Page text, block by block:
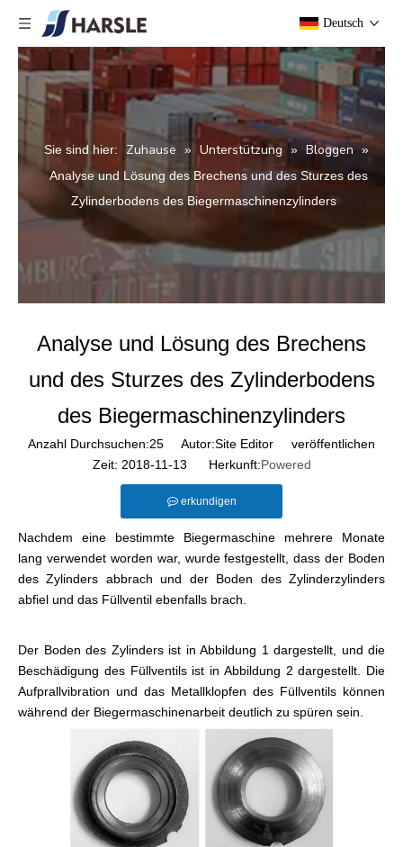
Deutsch
Sie sind hier: Zuhause » Unterstützung » Bloggen »
Analyse und Lösung des Brechens und des Sturzes des
Zylinderbodens des Biegermaschinenzylinders
Analyse und Lösung des Brechens
und des Sturzes des Zylinderbodens
des Biegermaschinenzylinders
Anzahl Durchsuchen:25 Autor:Site Editor veröffentlichen
Zeit: 2018-11-13 Herkunft:Powered
erkundigen
Nachdem eine bestimmte Biegermaschine mehrere Monate
lang verwendet worden war, wurde festgestellt, dass der Boden
des Zylinders abbrach und der Boden des Zylinderzylinders
abfiel und das Füllventil ebenfalls brach.
Der Boden des Zylinders ist in Abbildung 1 dargestellt, und die
Beschädigung des Füllventils ist in Abbildung 2 dargestellt. Die
Aufprallvibration und das Metallklopfen des Füllventils können
während der Biegermaschinenarbeit deutlich zu spüren sein.